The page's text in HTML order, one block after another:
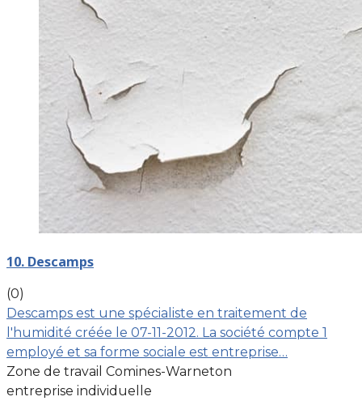
10. Descamps
(0)
Descamps est une spécialiste en traitement de
l'humidité créée le 07-11-2012. La société compte 1
employé et sa forme sociale est entreprise…
Zone de travail Comines-Warneton
entreprise individuelle